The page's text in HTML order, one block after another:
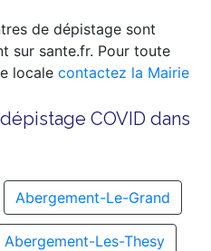
de dépistage sont
sur sante.fr. Pour toute
locale contactez la Mairie
COVID dans
Abergement-Le-Grand
Abergement-Les-Thesy